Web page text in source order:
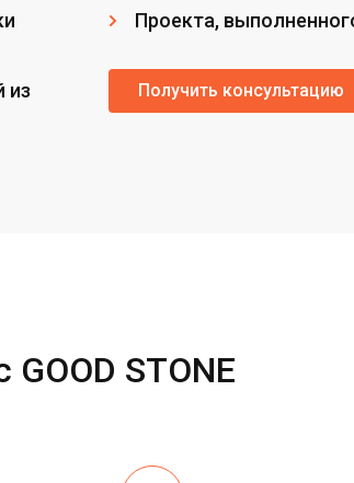
Проекта,
из
Получить консультацию
STONE